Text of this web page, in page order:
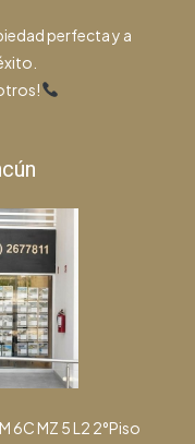
perfecta y a
6C MZ 5 L2 2°Piso